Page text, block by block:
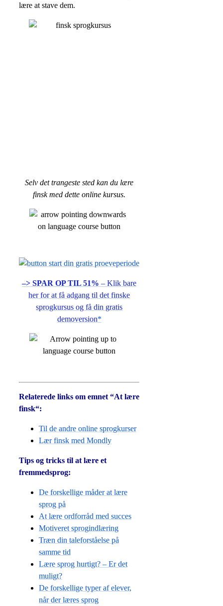
lære at stave dem.
Selv det trangeste sted kan du lære
finsk med dette online kursus.
–> SPAR OP TIL 51% – Klik bare
her for at få adgang til det finske
sprogkursus og få din gratis
demoversion*
Relaterede links om emnet “At lære
finsk“:
Til de andre online sprogkurser
Lær finsk med Mondly
Tips og tricks til at lære et
fremmedsprog:
De forskellige måder at lære
sprog på
At lære ordforråd med succes
Motiveret sprogindlæring
Træn din taleforståelse på
samme tid
Lære sprog hurtigt? – Er det
muligt?
De forskellige typer af elever,
når der læres sprog